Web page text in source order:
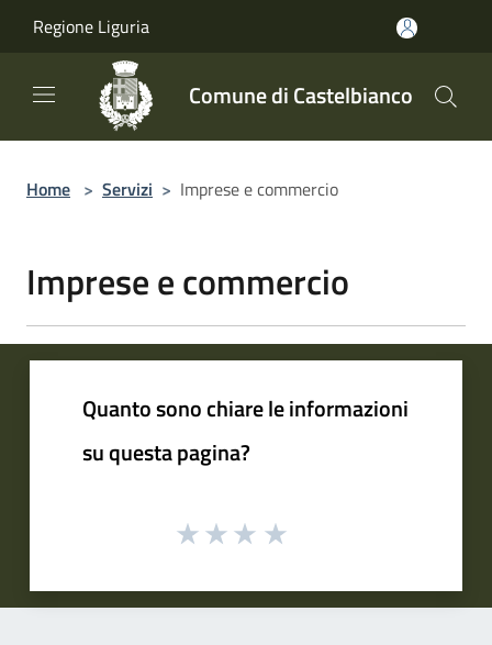
Regione Liguria
Comune di Castelbianco
Home > Servizi > Imprese e commercio
Imprese e commercio
Quanto sono chiare le informazioni
su questa pagina?